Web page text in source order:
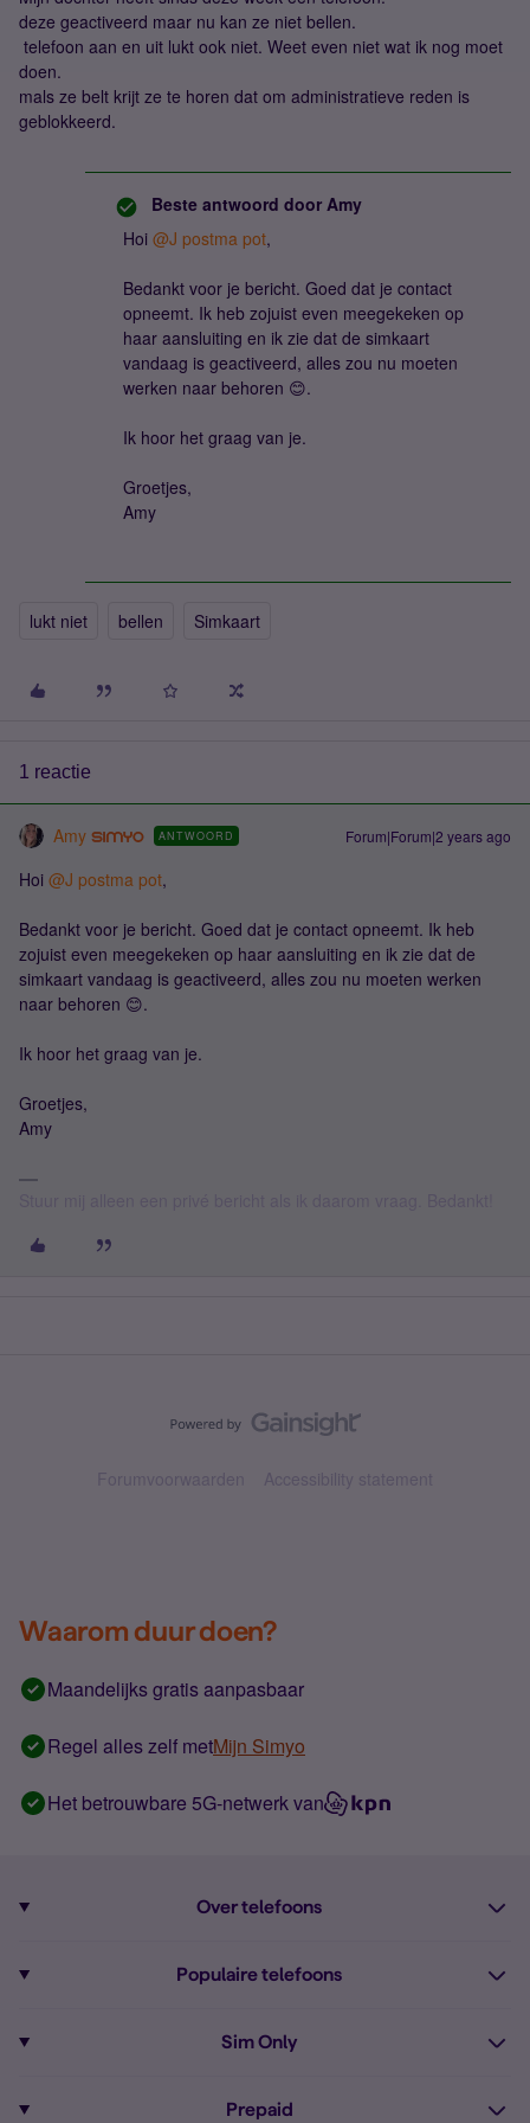
deze geactiveerd maar nu kan ze niet bellen.
telefoon aan en uit lukt ook niet. Weet even niet wat ik nog moet
doen.
mals ze belt krijt ze te horen dat om administratieve reden is
geblokkeerd.
Beste antwoord door Amy
Hoi @J postma pot,
Bedankt voor je bericht. Goed dat je contact
opneemt. Ik heb zojuist even meegekeken op
haar aansluiting en ik zie dat de simkaart
vandaag is geactiveerd, alles zou nu moeten
werken naar behoren 😊.
Ik hoor het graag van je.
Groetjes,
Amy
lukt niet bellen Simkaart
1 reactie
Amy ANTWOORD Forum|Forum|2 years ago
Hoi @J postma pot,
Bedankt voor je bericht. Goed dat je contact opneemt. Ik heb
zojuist even meegekeken op haar aansluiting en ik zie dat de
simkaart vandaag is geactiveerd, alles zou nu moeten werken
naar behoren 😊.
Ik hoor het graag van je.
Groetjes,
Amy
Forumvoorwaarden Accessibility statement
Waarom duur doen?
Maandelijks gratis aanpasbaar
Regel alles zelf metMijn Simyo
Het betrouwbare 5G-netwerk van
Over telefoons
Alle telefoons
Populaire telefoons
iPhone 16
Sim Only
Prepaid